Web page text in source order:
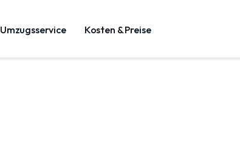
Umzugsservice Kosten & Preise